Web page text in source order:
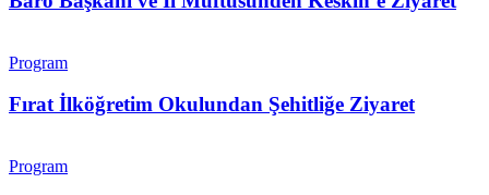
Program
Fırat İlköğretim Okulundan Şehitliğe Ziyaret
Program